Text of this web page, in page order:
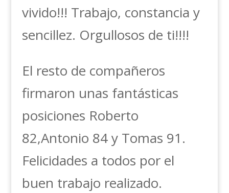
vivido!!! Trabajo, constancia y
sencillez. Orgullosos de ti!!!!
El resto de compañeros
firmaron unas fantásticas
posiciones Roberto
82,Antonio 84 y Tomas 91.
Felicidades a todos por el
buen trabajo realizado.